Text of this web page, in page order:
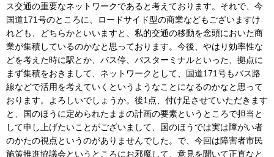
ス交通の重要なネットワークであると考えております。それで、今
国道171号のところに、ロードサイド型の商業などもございますけ
れども、どちらかといいますと、私的交通の移動を念頭においた商
業が集積しているのかなと思っております。今後、やはり効率性な
どを考えた時に駅とか、バス停、バスターミナルといった、拠点に
まず集積をおきまして、ネットワークとして、国道171号もバス路
線などで活用を考えていくというようなことになるのかなと思って
おります。よろしいでしょうか。後1点、付け足させていただきます
と、国のほうに定められたままの計画の要素というところで担当と
して申し上げたいことがございまして、国のほうでは実は障がい者
のかたの視点というのがありませんでした。で、今回は障害者市民
施策推進協議会というところにお邪魔して、意見を聞いて正直なと